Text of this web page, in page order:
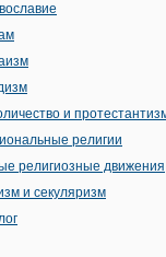
и
религии
религиозные движения
и секуляризм